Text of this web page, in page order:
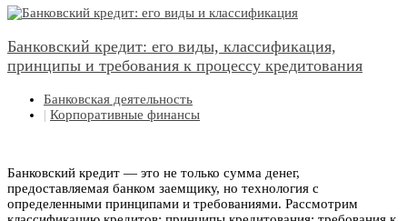
Банковский кредит: его виды, классификация,
принципы и требования к процессу кредитования
Банковская деятельность
| Корпоративные финансы
Банковский кредит — это не только сумма денег,
предоставляемая банком заемщику, но технология с
определенными принципами и требованиями. Рассмотрим